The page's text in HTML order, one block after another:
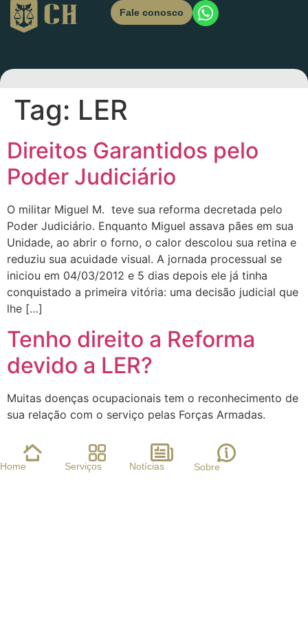
Fale conosco
Tag: LER
Direitos Garantidos pelo
Poder Judiciário
O militar Miguel M. teve sua reforma decretada pelo
Poder Judiciário. Enquanto Miguel assava pães em sua
Unidade, ao abrir o forno, o calor descolou sua retina e
reduziu sua acuidade visual. A jornada processual se
iniciou em 04/03/2012 e 5 dias depois ele já tinha
conquistado a primeira vitória: uma decisão judicial que
lhe […]
Tenho direito a Reforma
devido a LER?
Muitas doenças ocupacionais tem o reconhecimento de
sua relação com o serviço pelas Forças Armadas.
Home Serviços Notícias Sobre